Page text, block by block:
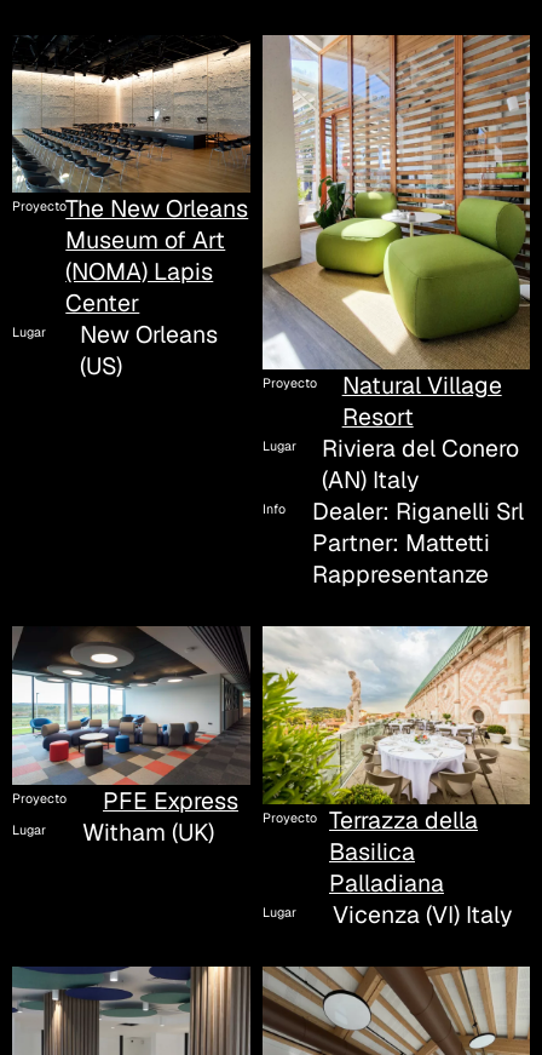
ProyectoThe New Orleans
Museum of Art
(NOMA) Lapis
Center
Lugar
New Orleans
(US)
Proyecto
Natural Village
Resort
Lugar
Riviera del Conero
(AN) Italy
Info
Dealer: Riganelli Srl
Partner: Mattetti
Rappresentanze
Proyecto PFE Express
Lugar Witham (UK) Proyecto
Terrazza della
Basilica
Palladiana
Lugar Vicenza (VI) Italy